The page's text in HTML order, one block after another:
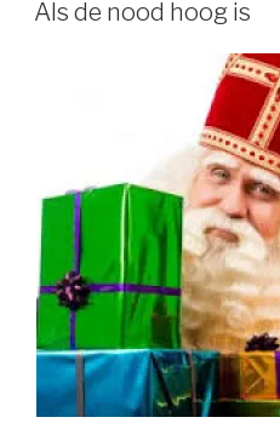
Als de nood hoog is